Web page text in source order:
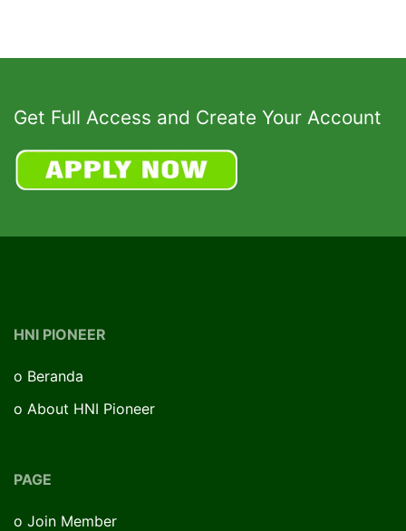
Get Full Access and Create Your Account
HNI PIONEER
o Beranda
o About HNI Pioneer
PAGE
o Join Member